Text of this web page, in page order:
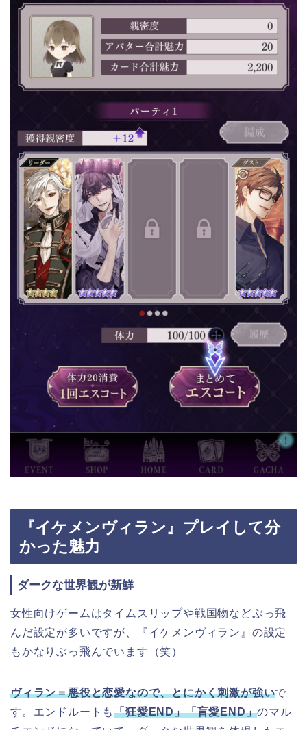
『イケメンヴィラン』プレイして分
かった魅力
ダークな世界観が新鮮
女性向けゲームはタイムスリップや戦国物などぶっ飛
んだ設定が多いですが、『イケメンヴィラン』の設定
もかなりぶっ飛んでいます（笑）
ヴィラン＝悪役と恋愛なので、とにかく刺激が強いで
す。エンドルートも「狂愛END」「盲愛END」のマル